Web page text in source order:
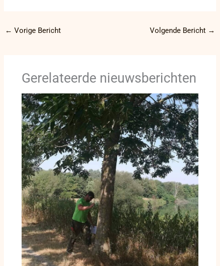
← Vorige Bericht Volgende Bericht →
Gerelateerde nieuwsberichten